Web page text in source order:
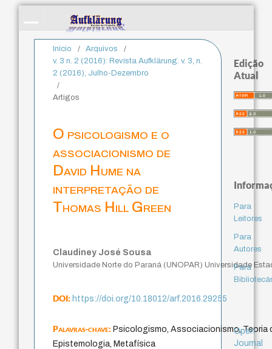
Início / Arquivos
/
v. 3 n. 2 (2016): Revista Aufklärung. v. 3, n.
2 (2016), Julho-Dezembro
/
Artigos
O psicologismo e o
associacionismo de
David Hume na
interpretação de
Thomas Hill Green
Claudiney José Sousa
Universidade Norte do Paraná (UNOPAR) Universidade
DOI:https://doi.org/10.18012/arf.2016.29255
Palavras-chave:Psicologismo, Associacionismo, Teoria
Epistemologia, Metafísica
Edição
Atual
Para
Leitores
Para
Autores
Para
Open
Journal